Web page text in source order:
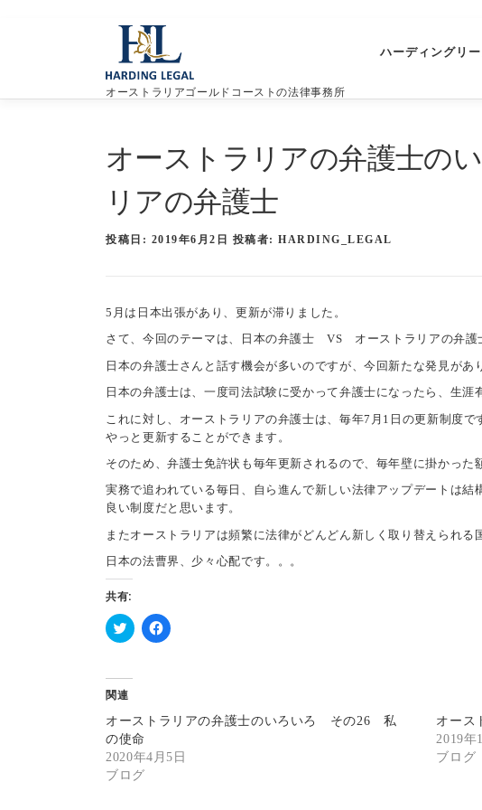
ツ
オーストラリアゴールドコーストの法律事務所
ハーディングリ
オーストラリアの弁護士の
リアの弁護士
投稿日: 2019年6月2日 投稿者: HARDING_LEGAL
5月は日本出張があり、更新が滞りました。
さて、今回のテーマは、日本の弁護士 VS オーストラリアの弁護
日本の弁護士さんと話す機会が多いのですが、今回新たな発見があ
日本の弁護士は、一度司法試験に受かって弁護士になったら、生涯
これに対し、オーストラリアの弁護士は、毎年7月1日の更新制度
やっと更新することができます。
そのため、弁護士免許状も毎年更新されるので、毎年壁に掛かっ
実務で追われている毎日、自ら進んで新しい法律アップデートは
良い制度だと思います。
またオーストラリアは頻繁に法律がどんどん新しく取り替えられ
日本の法曹界、少々心配です。。。
共有:
ク
ク
し
て
T
w
i
t
t
e
r
F
o
k
共
有
関連
オーストラリアの弁護士のいろいろ その26 私
の使命
2020年4月5日
ブログ
オース
2019年
ブログ